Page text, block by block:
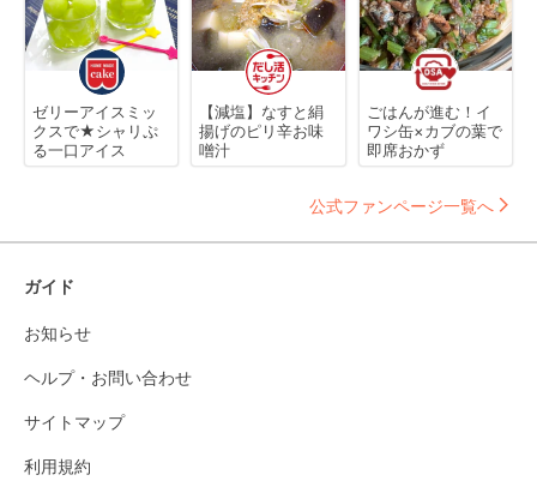
ゼリーアイスミッ
クスで★シャリぷ
る一口アイス
【減塩】なすと絹
揚げのピリ辛お味
噌汁
ごはんが進む！イ
ワシ缶×カブの葉で
即席おかず
公式ファンページ一覧へ
ガイド
お知らせ
ヘルプ・お問い合わせ
サイトマップ
利用規約